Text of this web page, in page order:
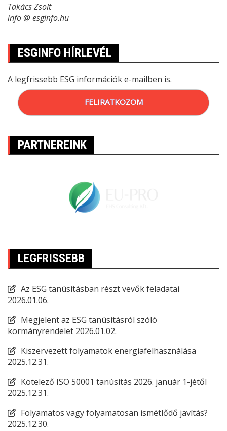
Takács Zsolt
info @ esginfo.hu
ESGINFO HÍRLEVÉL
A legfrissebb ESG információk e-mailben is.
FELIRATKOZOM
PARTNEREINK
LEGFRISSEBB
Az ESG tanúsításban részt vevők feladatai
2026.01.06.
Megjelent az ESG tanúsításról szóló
kormányrendelet 2026.01.02.
Kiszervezett folyamatok energiafelhasználása
2025.12.31.
Kötelező ISO 50001 tanúsítás 2026. január 1-jétől
2025.12.31.
Folyamatos vagy folyamatosan ismétlődő javítás?
2025.12.30.